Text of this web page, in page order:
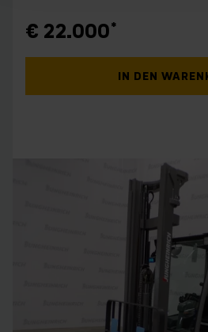
€ 22.000
IN DEN